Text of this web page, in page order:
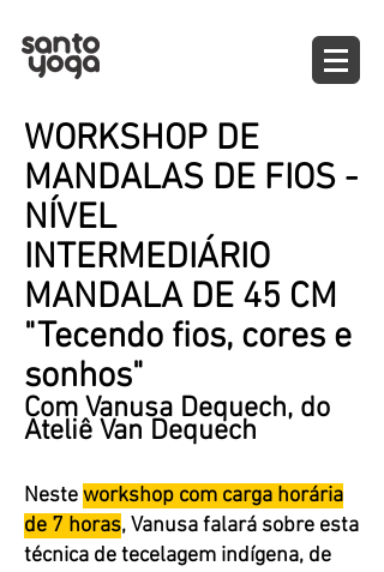
WORKSHOP DE
MANDALAS DE FIOS -
NÍVEL
INTERMEDIÁRIO
MANDALA DE 45 CM
"Tecendo fios, cores e
sonhos"
Com Vanusa Dequech, do
Ateliê Van Dequech
Nesteworkshop com carga horária
de 7 horas, Vanusa falará sobre esta
técnica de tecelagem indígena, de